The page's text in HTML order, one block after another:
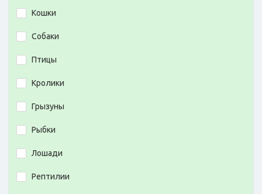
Кошки
Собаки
Птицы
Кролики
Грызуны
Рыбки
Лошади
Рептилии